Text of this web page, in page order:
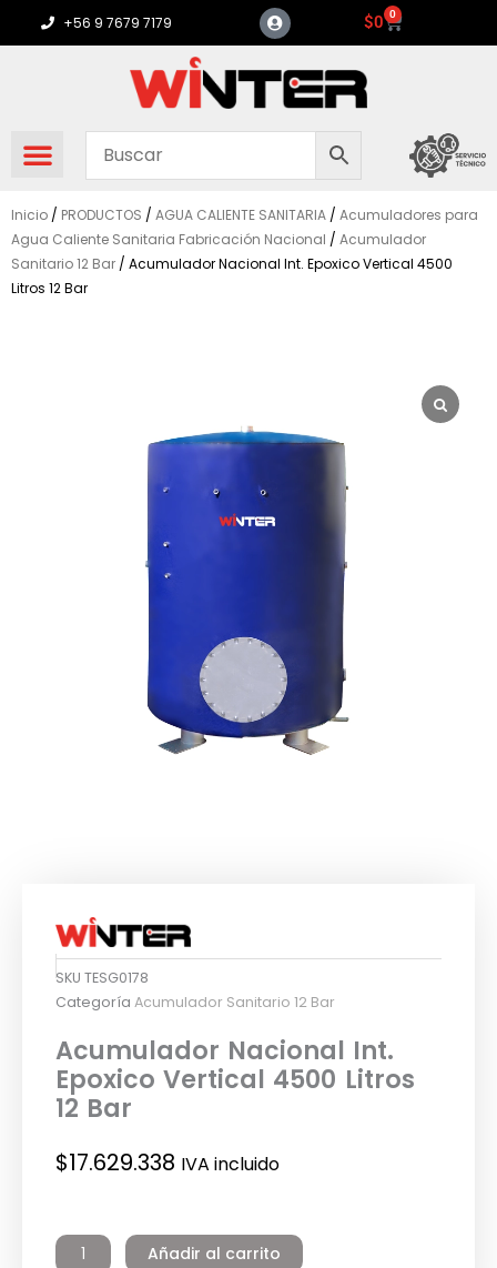
+56 9 7679 7179 $0 0
Carrito
Inicio / PRODUCTOS / AGUA CALIENTE SANITARIA / Acumuladores para
Agua Caliente Sanitaria Fabricación Nacional / Acumulador
Sanitario 12 Bar / Acumulador Nacional Int. Epoxico Vertical 4500
Litros 12 Bar
SKU TESG0178
Categoría Acumulador Sanitario 12 Bar
Acumulador Nacional Int.
Epoxico Vertical 4500 Litros
12 Bar
$17.629.338 IVA incluido
Nacional
Añadir al carrito